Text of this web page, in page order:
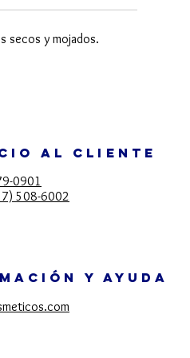
secos y mojados.
AL CLIENTE
0901
508-6002
Y AYUDA